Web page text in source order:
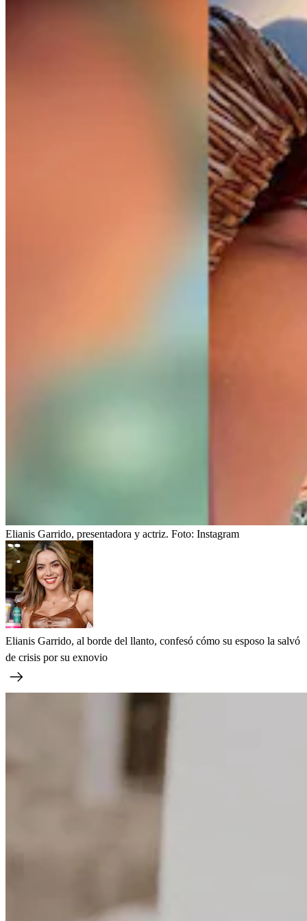
Elianis Garrido, presentadora y actriz. Foto: Instagram
Elianis Garrido, al borde del llanto, confesó cómo su esposo la salvó
de crisis por su exnovio